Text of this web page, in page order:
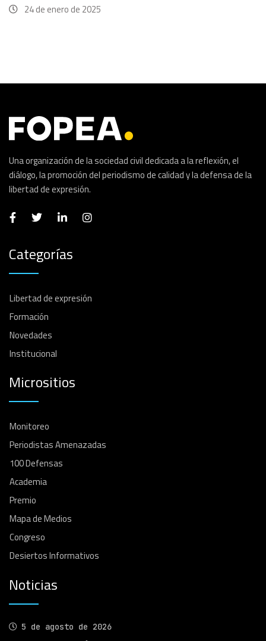
24 de enero de 2025
Una organización de la sociedad civil dedicada a la reflexión, el
diálogo, la promoción del periodismo de calidad y la defensa de la
libertad de expresión.
Categorías
Libertad de expresión
Formación
Novedades
Institucional
Micrositios
Monitoreo
Periodistas Amenazadas
100 Defensas
Academia
Premio
Mapa de Medios
Congreso
Desiertos Informativos
Noticias
5 de agosto de 2026